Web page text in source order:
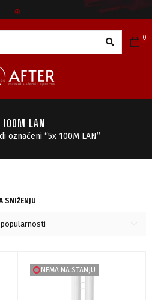
🅯
0
100M LAN
označeni “5x 100M LAN”
SNIŽENJU
NEMA NA STANJU